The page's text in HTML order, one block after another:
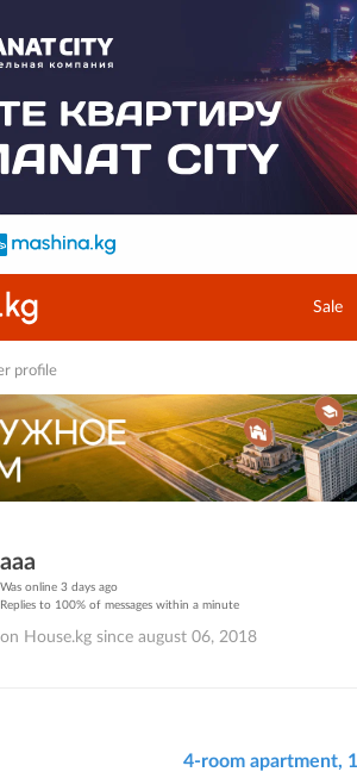
Sale
profile
ааа
Was online 3 days ago
Replies to 100% of messages within a minute
on House.kg since august 06, 2018
4-room apartment,